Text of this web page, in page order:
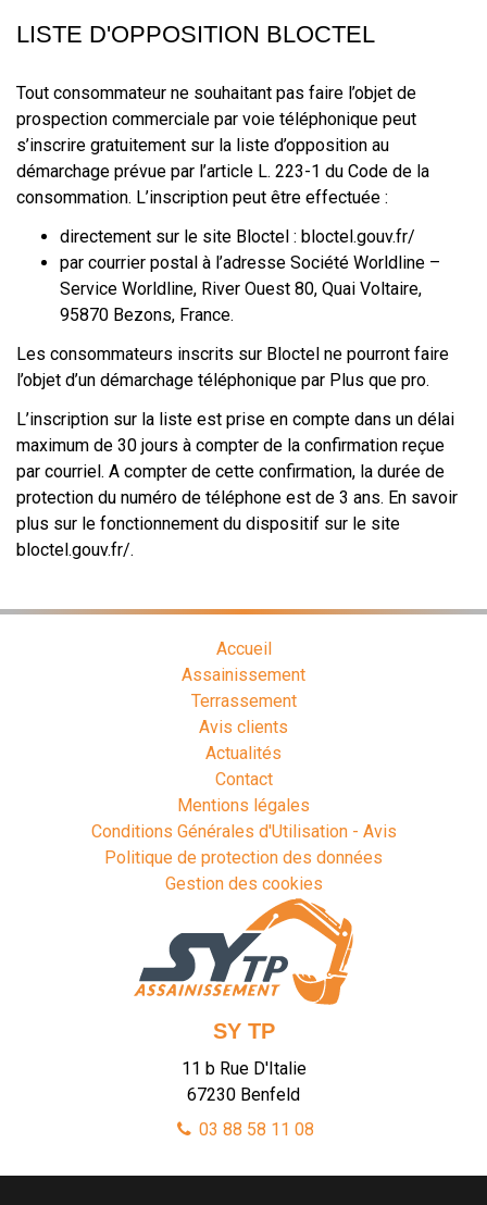
LISTE D'OPPOSITION BLOCTEL
Tout consommateur ne souhaitant pas faire l’objet de
prospection commerciale par voie téléphonique peut
s’inscrire gratuitement sur la liste d’opposition au
démarchage prévue par l’article L. 223-1 du Code de la
consommation. L’inscription peut être effectuée :
directement sur le site Bloctel : bloctel.gouv.fr/
par courrier postal à l’adresse Société Worldline –
Service Worldline, River Ouest 80, Quai Voltaire,
95870 Bezons, France.
Les consommateurs inscrits sur Bloctel ne pourront faire
l’objet d’un démarchage téléphonique par Plus que pro.
L’inscription sur la liste est prise en compte dans un délai
maximum de 30 jours à compter de la confirmation reçue
par courriel. A compter de cette confirmation, la durée de
protection du numéro de téléphone est de 3 ans. En savoir
plus sur le fonctionnement du dispositif sur le site
bloctel.gouv.fr/.
Accueil
Assainissement
Terrassement
Avis clients
Actualités
Contact
Mentions légales
Conditions Générales d'Utilisation - Avis
Politique de protection des données
Gestion des cookies
SY TP
11 b Rue D'Italie
67230 Benfeld
03 88 58 11 08